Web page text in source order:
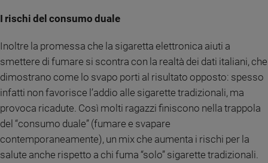
I rischi del consumo duale
Inoltre la promessa che la sigaretta elettronica aiuti a
smettere di fumare si scontra con la realtà dei dati italiani, che
dimostrano come lo svapo porti al risultato opposto: spesso
infatti non favorisce l’addio alle sigarette tradizionali, ma
provoca ricadute. Così molti ragazzi finiscono nella trappola
del “consumo duale” (fumare e svapare
contemporaneamente), un mix che aumenta i rischi per la
salute anche rispetto a chi fuma “solo” sigarette tradizionali.